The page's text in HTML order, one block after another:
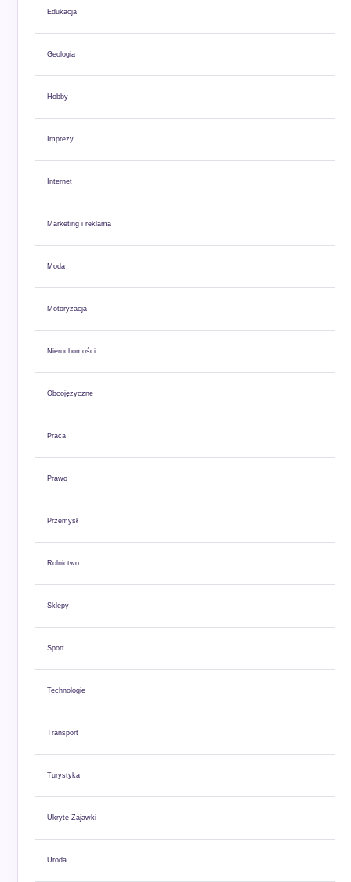
Edukacja
Geologia
Hobby
Imprezy
Internet
Marketing i reklama
Moda
Motoryzacja
Nieruchomości
Obcojęzyczne
Praca
Prawo
Przemysł
Rolnictwo
Sklepy
Sport
Technologie
Transport
Turystyka
Ukryte Zajawki
Uroda